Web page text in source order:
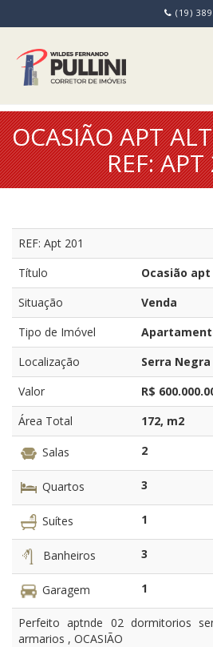
(19)
OCASIÃO APT
REF:
REF: Apt 201
Título
Ocasião
Situação
Venda
Tipo de Imóvel
Localização
Serra Negra
Valor
R$
Área Total
172, m2
Salas 2
Quartos 3
Suítes 1
Banheiros 3
Garagem 1
Perfeito aptnde 02 dormitorios
armarios , OCASIÃO